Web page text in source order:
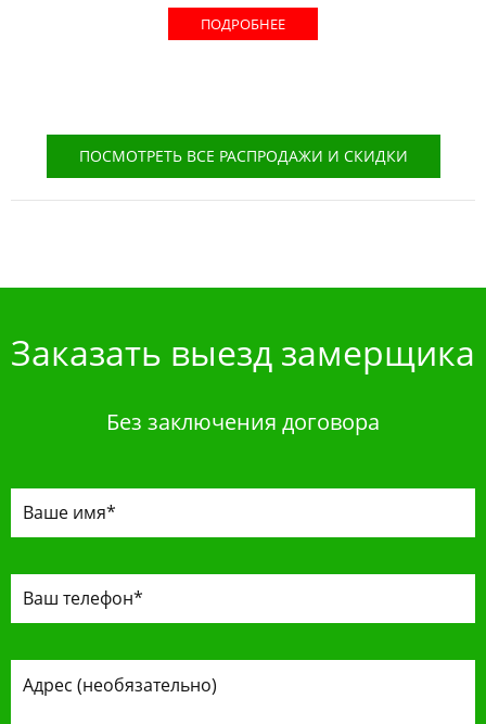
ПОДРОБНЕЕ
ПОСМОТРЕТЬ ВСЕ РАСПРОДАЖИ И СКИДКИ
Заказать выезд замерщика
Без заключения договора